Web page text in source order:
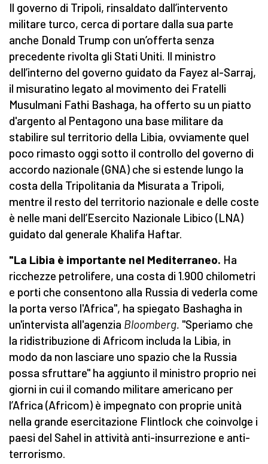
Il governo di Tripoli, rinsaldato dall’intervento
militare turco, cerca di portare dalla sua parte
anche Donald Trump con un’offerta senza
precedente rivolta gli Stati Uniti. Il ministro
dell’interno del governo guidato da Fayez al-Sarraj,
il misuratino legato al movimento dei Fratelli
Musulmani Fathi Bashaga, ha offerto su un piatto
d'argento al Pentagono una base militare da
stabilire sul territorio della Libia, ovviamente quel
poco rimasto oggi sotto il controllo del governo di
accordo nazionale (GNA) che si estende lungo la
costa della Tripolitania da Misurata a Tripoli,
mentre il resto del territorio nazionale e delle coste
è nelle mani dell’Esercito Nazionale Libico (LNA)
guidato dal generale Khalifa Haftar.
"La Libia è importante nel Mediterraneo. Ha
ricchezze petrolifere, una costa di 1.900 chilometri
e porti che consentono alla Russia di vederla come
la porta verso l'Africa", ha spiegato Bashagha in
un'intervista all'agenzia Bloomberg. "Speriamo che
la ridistribuzione di Africom includa la Libia, in
modo da non lasciare uno spazio che la Russia
possa sfruttare" ha aggiunto il ministro proprio nei
giorni in cui il comando militare americano per
l’Africa (Africom) è impegnato con proprie unità
nella grande esercitazione Flintlock che coinvolge i
paesi del Sahel in attività anti-insurrezione e anti-
terrorismo.